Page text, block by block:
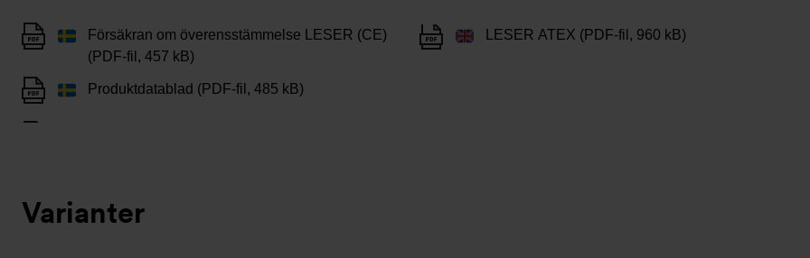
Försäkran om överensstämmelse LESER (CE)
(PDF-fil, 457 kB)
Produktdatablad (PDF-fil, 485 kB)
LESER ATEX (PDF-fil, 960 kB)
Varianter